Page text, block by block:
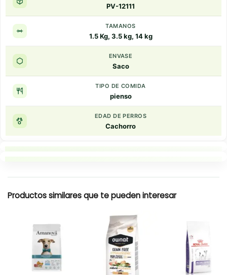
PV-12111
TAMANOS
1.5 Kg, 3.5 kg, 14 kg
ENVASE
Saco
TIPO DE COMIDA
pienso
EDAD DE PERROS
Cachorro
Productos similares que te pueden interesar